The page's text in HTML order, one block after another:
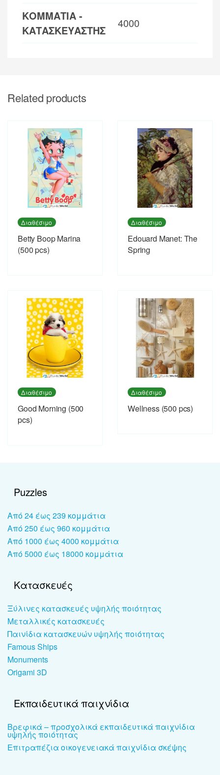
ΚΟΜΜΑΤΙΑ -
ΚΑΤΑΣΚΕΥΑΣΤΗΣ
4000
Related products
Διαθέσιμο
Betty Boop Marina
(500 pcs)
Διαθέσιμο
Εdouard Manet: The
Spring
Διαθέσιμο
Good Morning (500
pcs)
Διαθέσιμο
Wellness (500 pcs)
Puzzles
Από 24 έως 239 κομμάτια
Από 250 έως 960 κομμάτια
Από 1000 έως 4000 κομμάτια
Από 5000 έως 18000 κομμάτια
Κατασκευές
Ξύλινες κατασκευές υψηλής ποιότητας
Μεταλλικές κατασκευές
Παινίδια κατασκευών υψηλής ποιότητας
Famous Ships
Monuments
Origami 3D
Εκπαιδευτικά παιχνίδια
Βρεφικά – προσχολικά εκπαιδευτικά παιχνίδια
υψηλής ποιότητας
Επιτραπέζια οικογενειακά παιχνίδια σκέψης